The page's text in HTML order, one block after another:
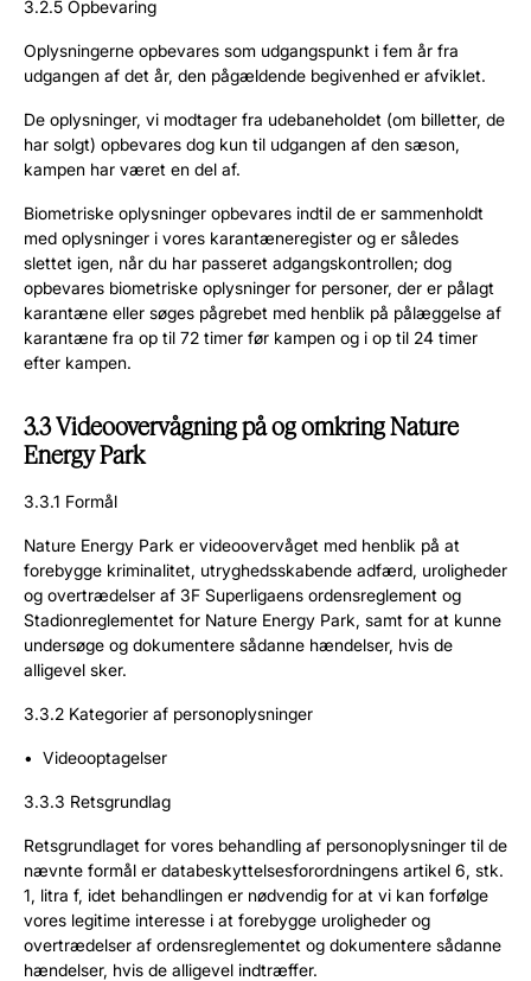
3.2.5 Opbevaring
Oplysningerne opbevares som udgangspunkt i fem år fra
udgangen af det år, den pågældende begivenhed er afviklet.
De oplysninger, vi modtager fra udebaneholdet (om billetter, de
har solgt) opbevares dog kun til udgangen af den sæson,
kampen har været en del af.
Biometriske oplysninger opbevares indtil de er sammenholdt
med oplysninger i vores karantæneregister og er således
slettet igen, når du har passeret adgangskontrollen; dog
opbevares biometriske oplysninger for personer, der er pålagt
karantæne eller søges pågrebet med henblik på pålæggelse af
karantæne fra op til 72 timer før kampen og i op til 24 timer
efter kampen.
3.3 Videoovervågning på og omkring Nature
Energy Park
3.3.1 Formål
Nature Energy Park er videoovervåget med henblik på at
forebygge kriminalitet, utryghedsskabende adfærd, uroligheder
og overtrædelser af 3F Superligaens ordensreglement og
Stadionreglementet for Nature Energy Park, samt for at kunne
undersøge og dokumentere sådanne hændelser, hvis de
alligevel sker.
3.3.2 Kategorier af personoplysninger
Videooptagelser
3.3.3 Retsgrundlag
Retsgrundlaget for vores behandling af personoplysninger til de
nævnte formål er databeskyttelsesforordningens artikel 6, stk.
1, litra f, idet behandlingen er nødvendig for at vi kan forfølge
vores legitime interesse i at forebygge uroligheder og
overtrædelser af ordensreglementet og dokumentere sådanne
hændelser, hvis de alligevel indtræffer.